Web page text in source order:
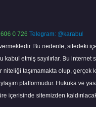
0 726 Telegram: @karabul
Bu nedenle, sitedeki
etmiş sayılırlar. Bu
niteliği taşımamakta olup, gerçek
platformudur. Hukuka ve
içerisinde sitemizden